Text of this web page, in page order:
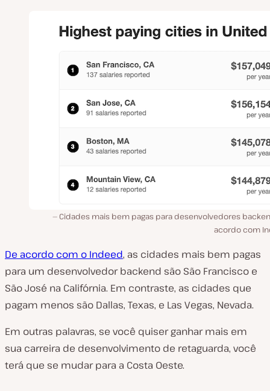
Cidades mais bem pagas para desenvolvedores
acordo com
De acordo com o Indeed, as cidades mais bem pagas
para um desenvolvedor backend são São Francisco e
São José na Califórnia. Em contraste, as cidades que
pagam menos são Dallas, Texas, e Las Vegas, Nevada.
Em outras palavras, se você quiser ganhar mais em
sua carreira de desenvolvimento de retaguarda, você
terá que se mudar para a Costa Oeste.